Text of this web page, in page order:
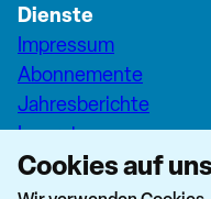
Dienste
Impressum
Abonnemente
Jahresberichte
Inserate
Pfarreiseiten Stadt
Dashboard Forum+
Cookies auf